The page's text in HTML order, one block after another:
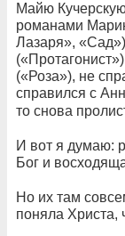
Майю
романами
Лазаря»,
(«Роза»), не
справился с
то снова
И вот я думаю:
Бог и
Но их там
поняла Христа,